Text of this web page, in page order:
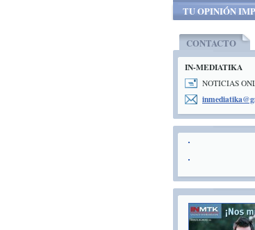
TU OPINIÓN
CONTACTO
IN-MEDIATIKA
NOTICIAS
inmediat